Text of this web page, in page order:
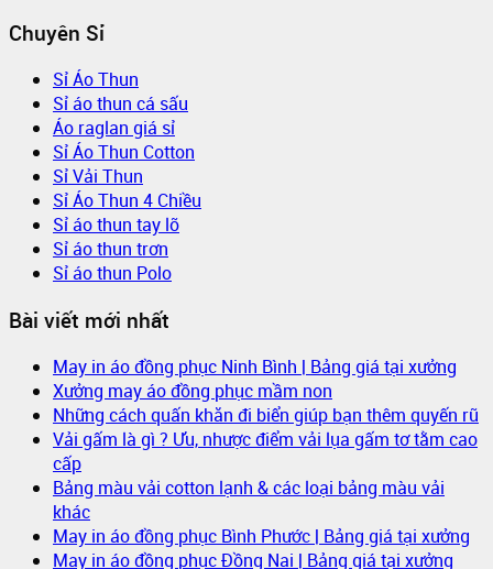
Chuyên Sỉ
Sỉ Áo Thun
Sỉ áo thun cá sấu
Áo raglan giá sỉ
Sỉ Áo Thun Cotton
Sỉ Vải Thun
Sỉ Áo Thun 4 Chiều
Sỉ áo thun tay lỡ
Sỉ áo thun trơn
Sỉ áo thun Polo
Bài viết mới nhất
May in áo đồng phục Ninh Bình | Bảng giá tại xưởng
Xưởng may áo đồng phục mầm non
Những cách quấn khăn đi biển giúp bạn thêm quyến rũ
Vải gấm là gì ? Ưu, nhược điểm vải lụa gấm tơ tằm cao
cấp
Bảng màu vải cotton lạnh & các loại bảng màu vải
khác
May in áo đồng phục Bình Phước | Bảng giá tại xưởng
May in áo đồng phục Đồng Nai | Bảng giá tại xưởng